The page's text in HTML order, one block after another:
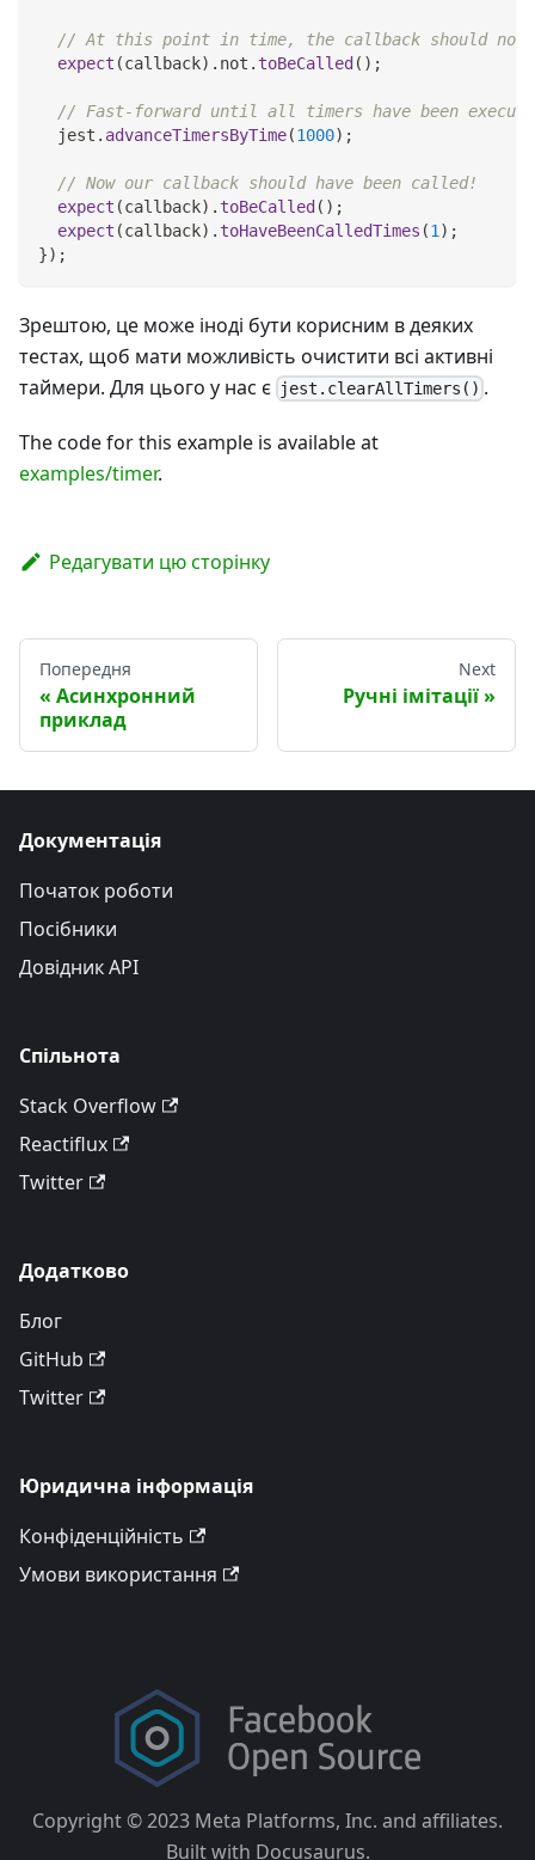
// At this point in time, the callback should not
expect (callback) . not . toBeCalled( ) ;
// Fast-forward until all timers have been
  jest
. advanceTimersByTime(1000) ;
// Now our callback should have been called!
expect (callback) . toBeCalled( ) ;
expect (callback) . toHaveBeenCalledTimes (1 ) ;
}) ;
Зрештою, це може іноді бути корисним в деяких
тестах, щоб мати можливість очистити всі активні
таймери. Для цього у нас є jest.clearAllTimers() .
The code for this example is available at
examples/timer.
Редагувати цю сторінку
Попередня
Асинхронний
приклад
Next
Ручні імітації
Документація
Початок роботи
Посібники
Довідник API
Спільнота
Stack Overflow
Reactiflux
Twitter
Додатково
Блог
GitHub
Twitter
Юридична інформація
Конфіденційність
Умови використання
Copyright © 2023 Meta Platforms, Inc. and affiliates.
Built with Docusaurus.